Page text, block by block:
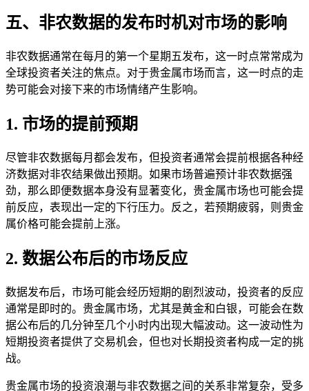
五、非农数据的发布时机对市场的影响
非农数据通常在每月的第一个星期五发布，这一时点常常成为
全球投资者关注的焦点。对于贵金属市场而言，这一时点的走
势可能会对接下来的市场情绪产生影响。
1. 市场的提前预期
尽管非农数据每月都会发布，但投资者通常会提前根据各种经
济数据对非农结果做出预期。如果市场普遍预计非农数据强
劲，那么即便数据本身没有显著变化，贵金属市场也可能会提
前反应，表现出一定的下行压力。反之，若预期疲弱，则贵金
属价格可能会提前上涨。
2. 数据公布后的市场反应
数据发布后，市场可能会经历短期的剧烈波动，投资者的反应
通常是即时的。贵金属市场，尤其是黄金和白银，可能会在数
据公布后的几分钟至几个小时内出现大幅波动。这一波动性为
短期投资者提供了交易机会，但也对长期投资者构成一定的挑
战。
贵金属市场的投资浪潮与非农数据之间的关系非常复杂，受多